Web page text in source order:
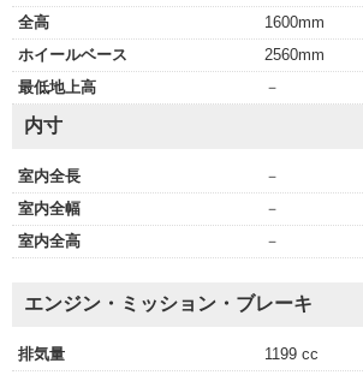
全高
1600mm
ホイールベース
2560mm
最低地上高
－
内寸
室内全長
－
室内全幅
－
室内全高
－
エンジン・ミッション・ブレーキ
排気量
1199 cc